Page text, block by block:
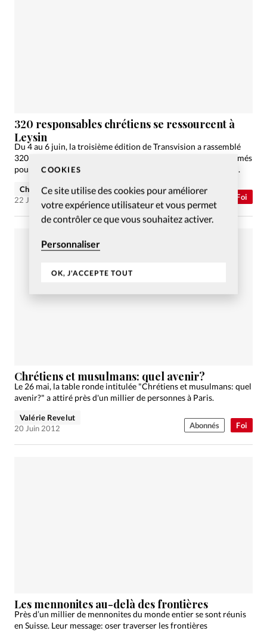
COOKIES
Ce site utilise des cookies pour améliorer
votre expérience utilisateur et vous permet
de contrôler ce que vous souhaitez activer.
Personnaliser
OK, J'ACCEPTE TOUT
Foi
320 responsables chrétiens se ressourcent à
Leysin
Du 4 au 6 juin, la troisième édition de Transvision a rassemblé
320 pasteurs et responsables d'oeuvres évangéliques et réformés
pour un temps de ressourcement et d'encouragement mutuel.
Christian Willi
22 Juin 2012
Abonnés
Foi
Chrétiens et musulmans: quel avenir?
Le 26 mai, la table ronde intitulée "Chrétiens et musulmans: quel
avenir?" a attiré près d'un millier de personnes à Paris.
Valérie Revelut
20 Juin 2012
Abonnés
Les mennonites au-delà des frontières
Près d’un millier de mennonites du monde entier se sont réunis
en Suisse. Leur message: oser traverser les frontières